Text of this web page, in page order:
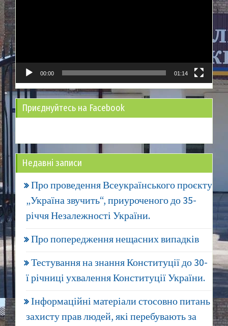
00:00 01:14
Приєднуйтесь на Facebook
Недавні записи
Про проведення Всеукраїнського проєкту
„Україна звучить“, приуроченого до 35-
річчя Незалежності України.
Про попередження нещасних випадків
Тестування на знання Конституції до 30-
ї річниці ухвалення Конституції України.
Інформаційні матеріали стосовно питань
захисту прав людей, які перебувають за